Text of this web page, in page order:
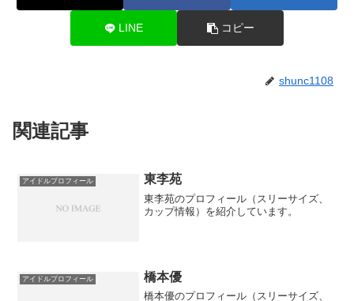
LINE コピー
shunc1108
関連記事
アイドルプロフィール 東李苑
東李苑のプロフィール（スリーサイズ、
カップ情報）を紹介しています。
アイドルプロフィール 橋本優
橋本優のプロフィール（スリーサイズ、